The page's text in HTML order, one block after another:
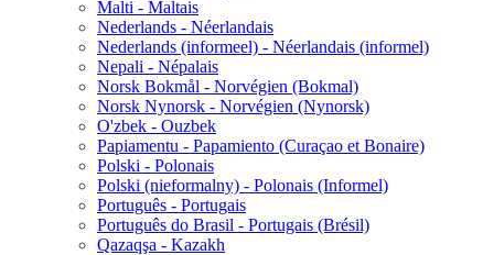
Malti - Maltais
Nederlands - Néerlandais
Nederlands (informeel) - Néerlandais (informel)
Nepali - Népalais
Norsk Bokmål - Norvégien (Bokmal)
Norsk Nynorsk - Norvégien (Nynorsk)
O'zbek - Ouzbek
Papiamentu - Papamiento (Curaçao et Bonaire)
Polski - Polonais
Polski (nieformalny) - Polonais (Informel)
Português - Portugais
Português do Brasil - Portugais (Brésil)
Qazaqşa - Kazakh